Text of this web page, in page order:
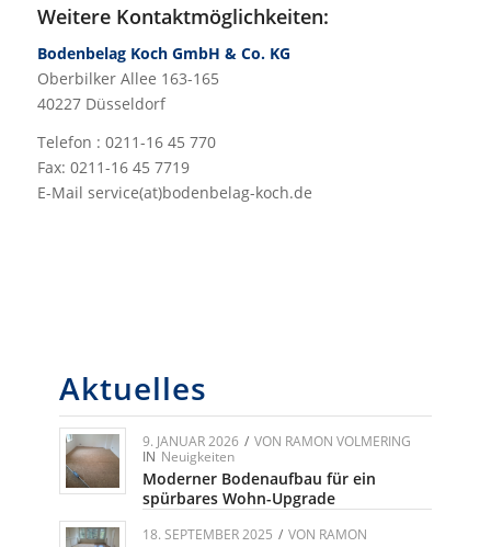
Weitere Kontaktmöglichkeiten:
Bodenbelag Koch GmbH & Co. KG
Oberbilker Allee 163-165
40227 Düsseldorf
Telefon : 0211-16 45 770
Fax: 0211-16 45 7719
E-Mail service(at)bodenbelag-koch.de
Aktuelles
9. JANUAR 2026 / VON RAMON VOLMERING
IN Neuigkeiten
Moderner Bodenaufbau für ein
spürbares Wohn-Upgrade
18. SEPTEMBER 2025 / VON RAMON